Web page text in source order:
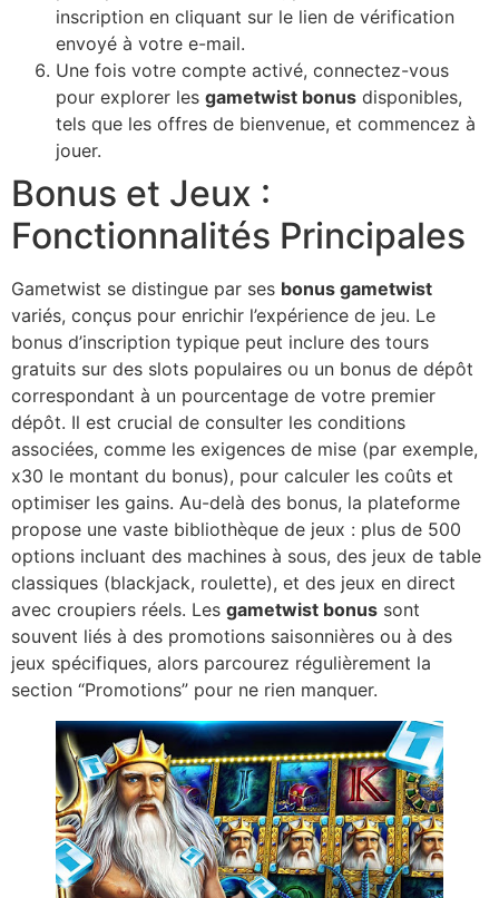
inscription en cliquant sur le lien de vérification
envoyé à votre e-mail.
Une fois votre compte activé, connectez-vous
pour explorer les gametwist bonus disponibles,
tels que les offres de bienvenue, et commencez à
jouer.
Bonus et Jeux :
Fonctionnalités Principales
Gametwist se distingue par ses bonus gametwist
variés, conçus pour enrichir l’expérience de jeu. Le
bonus d’inscription typique peut inclure des tours
gratuits sur des slots populaires ou un bonus de dépôt
correspondant à un pourcentage de votre premier
dépôt. Il est crucial de consulter les conditions
associées, comme les exigences de mise (par exemple,
x30 le montant du bonus), pour calculer les coûts et
optimiser les gains. Au-delà des bonus, la plateforme
propose une vaste bibliothèque de jeux : plus de 500
options incluant des machines à sous, des jeux de table
classiques (blackjack, roulette), et des jeux en direct
avec croupiers réels. Les gametwist bonus sont
souvent liés à des promotions saisonnières ou à des
jeux spécifiques, alors parcourez régulièrement la
section “Promotions” pour ne rien manquer.